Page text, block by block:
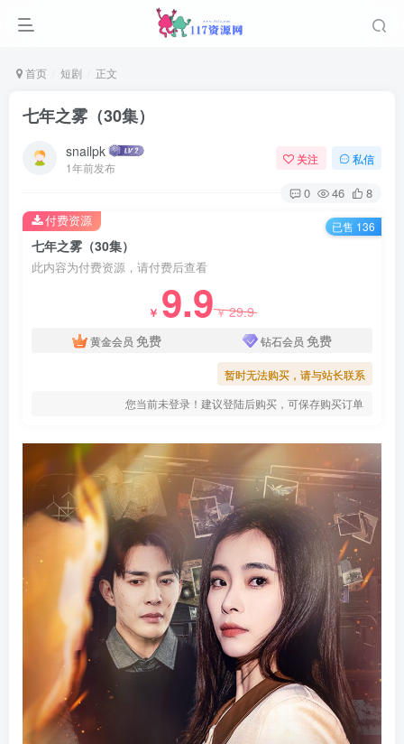
首页 短剧 正文
七年之雾（30集）
snailpk
1年前发布
关注 私信
0 46 8
七年之雾（30集）
此内容为付费资源，请付费后查看
￥ 9.9￥29.9
黄金会员 免费 钻石会员 免费
暂时无法购买，请与站长联系
您当前未登录！建议登陆后购买，可保存购买订单
付费资源 已售 136